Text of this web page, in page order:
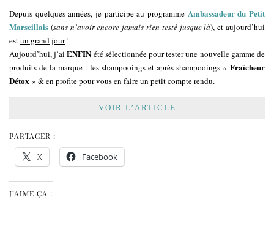
Depuis quelques années, je participe au programme Ambassadeur du Petit
Marseillais (sans n’avoir encore jamais rien testé jusque là), et aujourd’hui
estun grand jour!
Aujourd’hui, j’aiENFIN été sélectionnée pour tester une nouvelle gamme de
produits de la marque : les shampooings et après shampooings « Fraîcheur
Détox » & en profite pour vous en faire un petit compte rendu.
VOIR L’ARTICLE
PARTAGER :
X Facebook
J’AIME ÇA :